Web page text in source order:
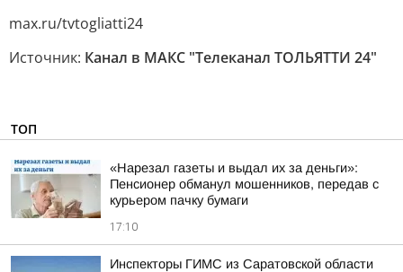
max.ru/tvtogliatti24
Источник: Канал в МАКС "Телеканал ТОЛЬЯТТИ 24"
ТОП
«Нарезал газеты и выдал их за деньги»:
Пенсионер обманул мошенников, передав с
курьером пачку бумаги
17:10
Инспекторы ГИМС из Саратовской области